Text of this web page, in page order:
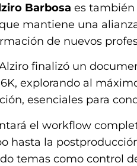
Barbosa es también
mantiene una
de nuevos
finalizó un
explorando al
esenciales para
el workflow
hasta la
temas como control